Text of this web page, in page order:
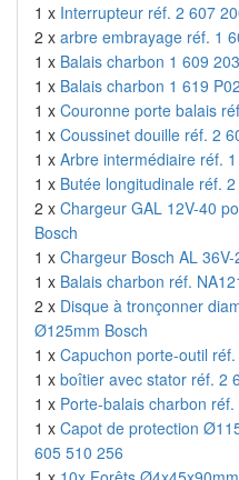
1 x Interrupteur réf. 2 607
2 x arbre embrayage réf. 1
1 x Balais charbon 1 609
1 x Balais charbon 1 619
1 x Couronne porte balais
1 x Coussinet douille réf. 2
1 x Arbre intermédiaire réf.
1 x Butée longitudinale réf.
2 x Chargeur GAL 12V-40
Bosch
1 x Chargeur Bosch AL 36V-
1 x Balais charbon réf.
2 x Disque à tronçonner
Ø125mm Bosch
1 x Capuchon porte-outil
1 x boîtier avec stator réf. 2
1 x Porte-balais charbon
1 x Capot de protection
605 510 256